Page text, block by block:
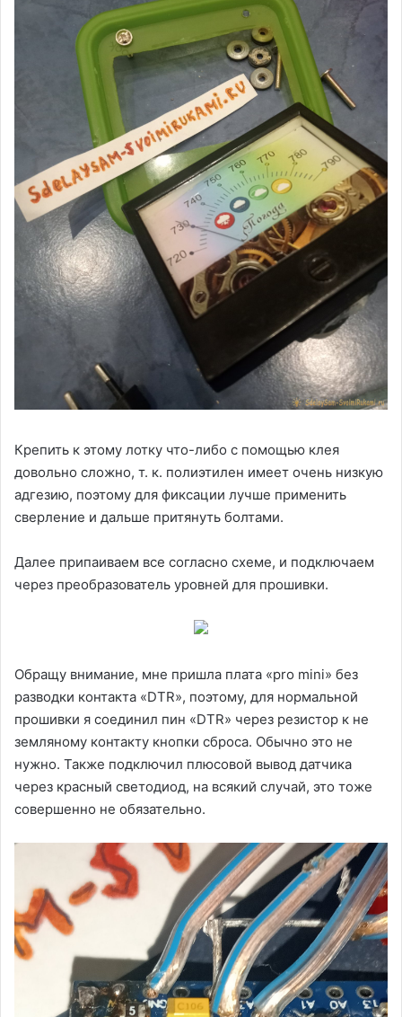
Крепить к этому лотку что-либо с помощью клея
довольно сложно, т. к. полиэтилен имеет очень низкую
адгезию, поэтому для фиксации лучше применить
сверление и дальше притянуть болтами.
Далее припаиваем все согласно схеме, и подключаем
через преобразователь уровней для прошивки.
Обращу внимание, мне пришла плата «pro mini» без
разводки контакта «DTR», поэтому, для нормальной
прошивки я соединил пин «DTR» через резистор к не
земляному контакту кнопки сброса. Обычно это не
нужно. Также подключил плюсовой вывод датчика
через красный светодиод, на всякий случай, это тоже
совершенно не обязательно.